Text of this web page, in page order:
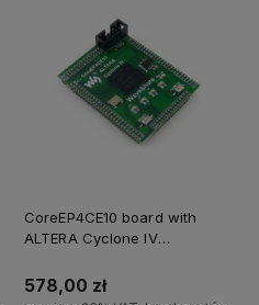
CoreEP4CE10 board with
ALTERA Cyclone IV
578,00 zł